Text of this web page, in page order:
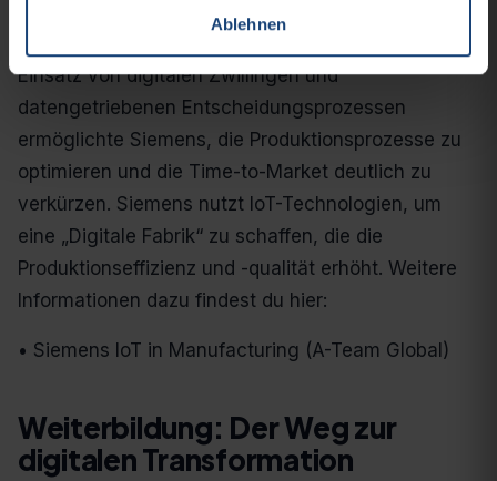
Ablehnen
Einsatz von digitalen Zwillingen und
datengetriebenen Entscheidungsprozessen
ermöglichte Siemens, die Produktionsprozesse zu
optimieren und die Time-to-Market deutlich zu
verkürzen. Siemens nutzt IoT-Technologien, um
eine „Digitale Fabrik“ zu schaffen, die die
Produktionseffizienz und -qualität erhöht. Weitere
Informationen dazu findest du hier:
• Siemens IoT in Manufacturing​ (A-Team Global)​
Weiterbildung: Der Weg zur
digitalen Transformation